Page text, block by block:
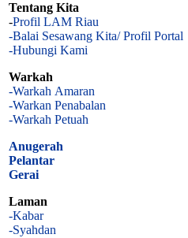
Tentang Kita
-Profil LAM Riau
-Balai Sesawang Kita/ Profil Portal
-Hubungi Kami
Warkah
-Warkah Amaran
-Warkan Penabalan
-Warkah Petuah
Anugerah
Pelantar
Gerai
Laman
-Kabar
-Syahdan